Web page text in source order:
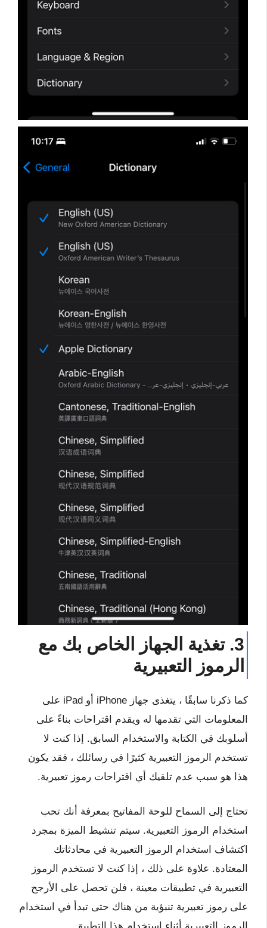
3. تغذية الجهاز الخاص بك مع
الرموز التعبيرية
كما ذكرنا سابقًا ، يتغذى جهاز iPhone أو iPad على
المعلومات التي تقدمها له ويقدم اقتراحات بناءً على
أسلوبك في الكتابة والاستخدام السابق. إذا كنت لا
تستخدم الرموز التعبيرية كثيرًا في رسائلك ، فقد يكون
هذا هو سبب عدم تلقيك أي اقتراحات رموز تعبيرية.
تحتاج إلى السماح للوحة المفاتيح بمعرفة أنك تحب
استخدام الرموز التعبيرية. سيتم تنشيط الميزة بمجرد
اكتشاف استخدام الرموز التعبيرية في محادثاتك
المعتادة. علاوة على ذلك ، إذا كنت لا تستخدم الرموز
التعبيرية في تطبيقات معينة ، فلن تحصل على الأرجح
على رموز تعبيرية تنبؤية من هناك حتى تبدأ في استخدام
الرموز التعبيرية أثناء استخدام هذا التطبيق.